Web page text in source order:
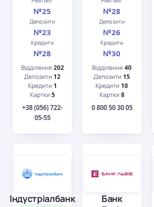
№25
Депозити
№23
Кредити
№28
Відділення 202
Депозити 12
Кредити 1
Картки 5
+38 (056) 722-
05-55
№28
Депозити
№26
Кредити
№30
Відділення40
Депозити 15
Кредити 10
Картки 8
0 800 50 30 05
Індустріалбанк
Банк